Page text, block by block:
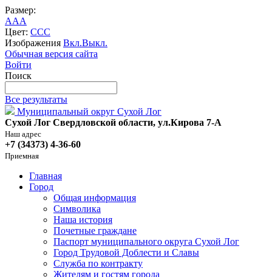
Размер:
AAA
Цвет: CCC
Изображения Вкл.Выкл.
Обычная версия сайта
Войти
Поиск
Все результаты
Муниципальный округ Сухой Лог
Сухой Лог Свердловской области, ул.Кирова 7-А
Наш адрес
+7 (34373) 4-36-60
Приемная
Главная
Город
Общая информация
Символика
Наша история
Почетные граждане
Паспорт муниципального округа Сухой Лог
Город Трудовой Доблести и Славы
Служба по контракту
Жителям и гостям города